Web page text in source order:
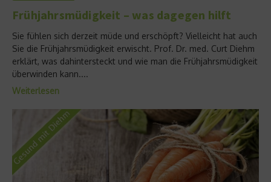
Frühjahrsmüdigkeit – was dagegen hilft
Sie fühlen sich derzeit müde und erschöpft? Vielleicht hat auch
Sie die Frühjahrsmüdigkeit erwischt. Prof. Dr. med. Curt Diehm
erklärt, was dahintersteckt und wie man die Frühjahrsmüdigkeit
überwinden kann....
Weiterlesen